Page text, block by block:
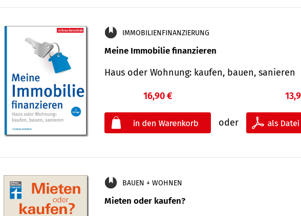
IMMOBILIENFINANZIERUNG
Meine Immobilie finanzieren
Haus oder Wohnung: kaufen, bauen, sanieren
16,90 €
oder
BAUEN + WOHNEN
Mieten oder kaufen?